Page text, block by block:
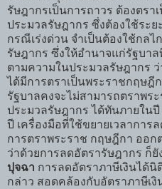
รัษฎากรเป็นการถาวร ต้องตร
ประมวลรัษฎากร ซึ่งต้องใช้ระ
กรณีเร่งด่วน จำเป็นต้องใช้กลไ
รัษฎากร ซึ่งให้อำนาจแก่รัฐบา
ตามความในประมวลรัษฎากร
ได้มีการตราเป็นพระราชกฤษฎี
รัฐบาลคงจะไม่สามารถตราพร
ประมวลรัษฎากร ได้ทันภายใน
ปี เครื่องมือที่ใช้ขยายเวลาการ
การตราพระราช กฤษฎีกา ออ
ว่าด้วยการลดอัตรารัษฎากร ก็
ปุจฉา การลดอัตราภาษีเงินได้
กล่าว สอดคล้องกับอัตราภาษีเ